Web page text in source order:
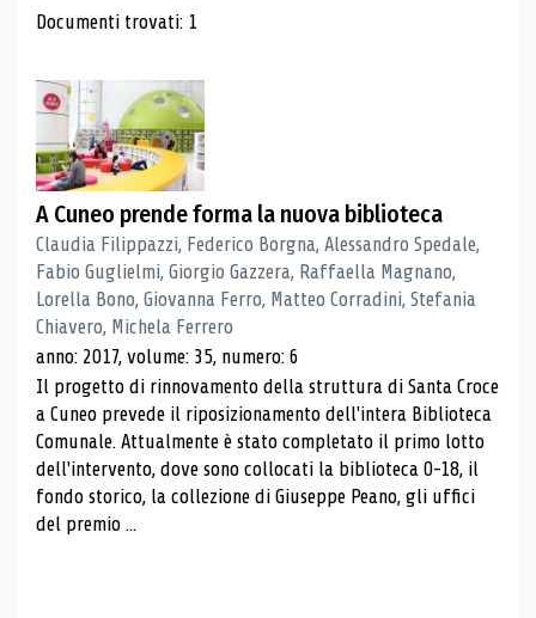
Risultati di ricerca
Documenti trovati: 1
A Cuneo prende forma la nuova biblioteca
Claudia Filippazzi, Federico Borgna, Alessandro Spedale,
Fabio Guglielmi, Giorgio Gazzera, Raffaella Magnano,
Lorella Bono, Giovanna Ferro, Matteo Corradini, Stefania
Chiavero, Michela Ferrero
anno: 2017, volume: 35, numero: 6
Il progetto di rinnovamento della struttura di Santa Croce
a Cuneo prevede il riposizionamento dell'intera Biblioteca
Comunale. Attualmente è stato completato il primo lotto
dell'intervento, dove sono collocati la biblioteca 0-18, il
fondo storico, la collezione di Giuseppe Peano, gli uffici
del premio ...